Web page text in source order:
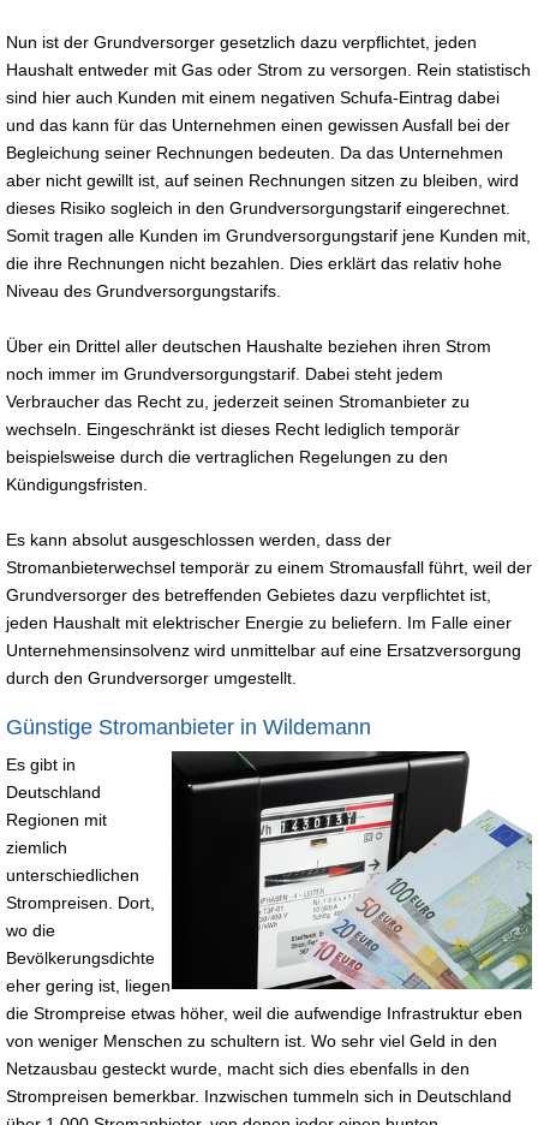
Nun ist der Grundversorger gesetzlich dazu verpflichtet, jeden
Haushalt entweder mit Gas oder Strom zu versorgen. Rein statistisch
sind hier auch Kunden mit einem negativen Schufa-Eintrag dabei
und das kann für das Unternehmen einen gewissen Ausfall bei der
Begleichung seiner Rechnungen bedeuten. Da das Unternehmen
aber nicht gewillt ist, auf seinen Rechnungen sitzen zu bleiben, wird
dieses Risiko sogleich in den Grundversorgungstarif eingerechnet.
Somit tragen alle Kunden im Grundversorgungstarif jene Kunden mit,
die ihre Rechnungen nicht bezahlen. Dies erklärt das relativ hohe
Niveau des Grundversorgungstarifs.
Über ein Drittel aller deutschen Haushalte beziehen ihren Strom
noch immer im Grundversorgungstarif. Dabei steht jedem
Verbraucher das Recht zu, jederzeit seinen Stromanbieter zu
wechseln. Eingeschränkt ist dieses Recht lediglich temporär
beispielsweise durch die vertraglichen Regelungen zu den
Kündigungsfristen.
Es kann absolut ausgeschlossen werden, dass der
Stromanbieterwechsel temporär zu einem Stromausfall führt, weil der
Grundversorger des betreffenden Gebietes dazu verpflichtet ist,
jeden Haushalt mit elektrischer Energie zu beliefern. Im Falle einer
Unternehmensinsolvenz wird unmittelbar auf eine Ersatzversorgung
durch den Grundversorger umgestellt.
Günstige Stromanbieter in Wildemann
Es gibt in
Deutschland
Regionen mit
ziemlich
unterschiedlichen
Strompreisen. Dort,
wo die
Bevölkerungsdichte
eher gering ist, liegen
die Strompreise etwas höher, weil die aufwendige Infrastruktur eben
von weniger Menschen zu schultern ist. Wo sehr viel Geld in den
Netzausbau gesteckt wurde, macht sich dies ebenfalls in den
Strompreisen bemerkbar. Inzwischen tummeln sich in Deutschland